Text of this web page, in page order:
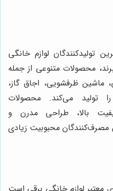
تولیدکنندگان لوازم خانگی
محصولات متنوعی از جمله
ماشین ظرفشویی، اجاق گاز،
را تولید می‌کند. محصولات
بالا، طراحی مدرن و
مصرف‌کنندگان محبوبیت زیادی